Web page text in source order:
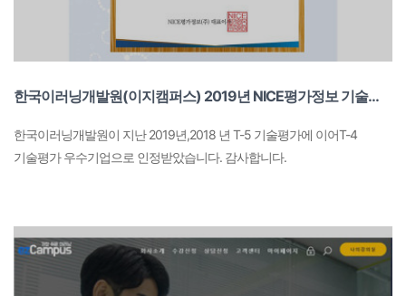
한국이러닝개발원(이지캠퍼스) 2019년 NICE평가정보 기술평가 우수기업 인증
한국이러닝개발원이 지난 2019년,2018 년 T-5 기술평가에 이어T-4
기술평가 우수기업으로 인정받았습니다. 감사합니다.